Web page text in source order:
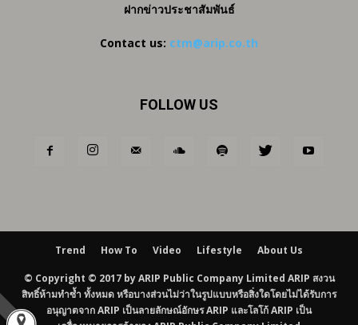
ฝากข่าวประชาสัมพันธ์
Contact us: ctm@arip.co.th
FOLLOW US
Trend How To Video Lifestyle About Us
© Copyright © 2017 by ARIP Public Company Limited ARIP สงวน
สิทธิ์ห้ามทำซ้ำ ทั้งหมด หรือบางส่วนไม่ว่าในรูปแบบหรือสิ่งใดโดยไม่ได้รับการ
อนุญาตจาก ARIP เป็นลายลักษณ์อักษร ARIP และโลโก้ ARIP เป็น